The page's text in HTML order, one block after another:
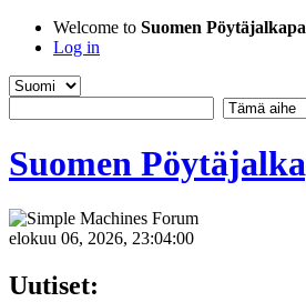
Welcome to Suomen
Log in
Suomen
elokuu 06, 2026, 23:04:00
Uutiset: